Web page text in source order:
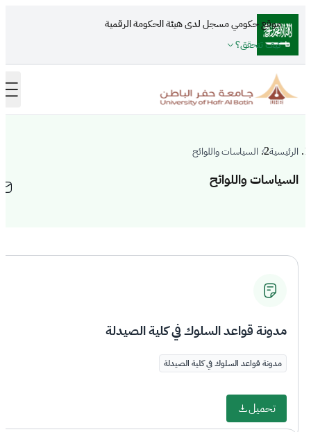
تجاوز إلى المحتوى الرئيسي
موقع حكومي مسجل لدى هيئة الحكومة الرقمية
كيف تتحقق؟
الرئيسية السياسات واللوائح
السياسات واللوائح
مدونة قواعد السلوك في كلية الصيدلة
مدونة قواعد السلوك في كلية الصيدلة
تحميل